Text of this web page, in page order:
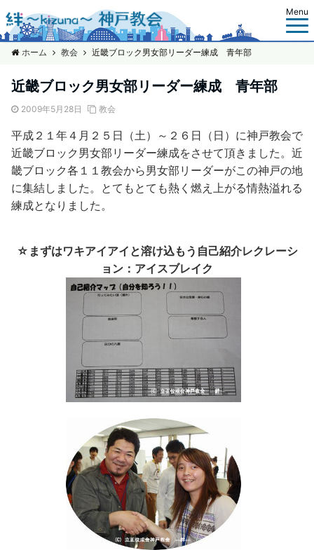
Menu
ホーム 教会 近畿ブロック男女部リーダー練成 青年部
近畿ブロック男女部リーダー練成 青年部
2009年5月28日 教会
平成２１年４月２５日（土）～２６日（日）に神戸教会で
近畿ブロック男女部リーダー練成をさせて頂きました。近
畿ブロック各１１教会から男女部リーダーがこの神戸の地
に集結しました。とてもとても熱く燃え上がる情熱溢れる
練成となりました。
☆まずはワキアイアイと溶け込もう自己紹介レクレーシ
ョン：アイスブレイク